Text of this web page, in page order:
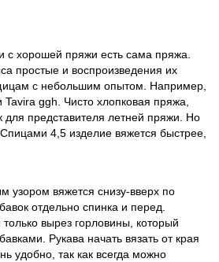
с хорошей пряжи есть сама пряжа.
простые и воспроизведения их
с небольшим опытом. Например,
ggh. Чисто хлопковая пряжа,
для представителя летней пряжи. Но
4,5 изделие вяжется быстрее,
узором вяжется снизу-вверх по
отдельно спинка и перед.
вырез горловины, который
Рукава начать вязать от края
удобно, так как всегда можно